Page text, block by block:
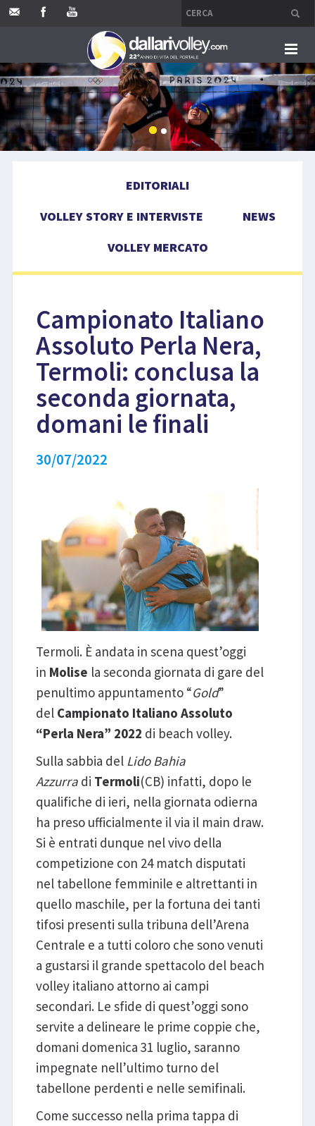
HOME
EDITORIALI
VOLLEY MERCATO
COMPETIZIONI
EVENTI
LIBRI
EDITORIALI
VOLLEY STORY E INTERVISTE
NEWS
VOLLEY MERCATO
Campionato Italiano
Assoluto Perla Nera,
Termoli: conclusa la
seconda giornata,
domani le finali
30/07/2022
Termoli. È andata in scena quest’oggi
in Molise la seconda giornata di gare del
penultimo appuntamento “Gold”
del Campionato Italiano Assoluto
“Perla Nera” 2022 di beach volley.
Sulla sabbia del Lido Bahia
Azzurradi Termoli(CB) infatti, dopo le
qualifiche di ieri, nella giornata odierna
ha preso ufficialmente il via il main draw.
Si è entrati dunque nel vivo della
competizione con 24 match disputati
nel tabellone femminile e altrettanti in
quello maschile, per la fortuna dei tanti
tifosi presenti sulla tribuna dell’Arena
Centrale e a tutti coloro che sono venuti
a gustarsi il grande spettacolo del beach
volley italiano attorno ai campi
secondari. Le sfide di quest’oggi sono
servite a delineare le prime coppie che,
domani domenica 31 luglio, saranno
impegnate nell’ultimo turno del
tabellone perdenti e nelle semifinali.
Come successo nella prima tappa di